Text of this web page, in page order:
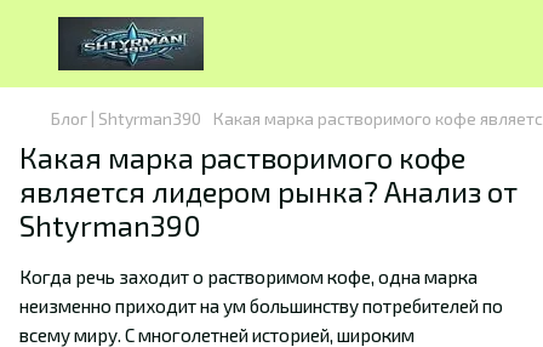
Блог | Shtyrman390 Какая марка растворимого кофе
Какая марка растворимого кофе
является лидером рынка? Анализ от
Shtyrman390
Когда речь заходит о растворимом кофе, одна марка
неизменно приходит на ум большинству потребителей по
всему миру. С многолетней историей, широким